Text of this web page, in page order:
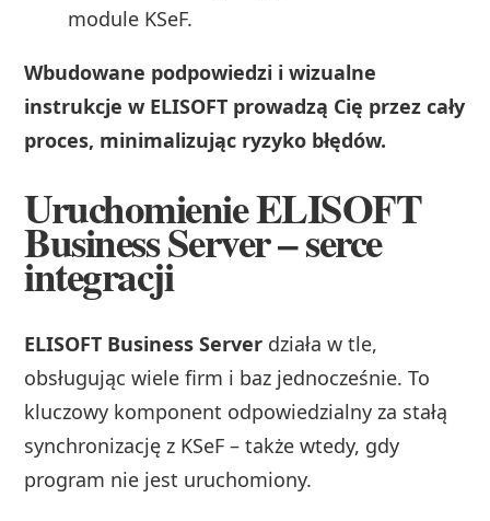
module KSeF.
Wbudowane podpowiedzi i wizualne
instrukcje w ELISOFT prowadzą Cię przez cały
proces, minimalizując ryzyko błędów.
Uruchomienie ELISOFT
Business Server – serce
integracji
ELISOFT Business Server działa w tle,
obsługując wiele firm i baz jednocześnie. To
kluczowy komponent odpowiedzialny za stałą
synchronizację z KSeF – także wtedy, gdy
program nie jest uruchomiony.